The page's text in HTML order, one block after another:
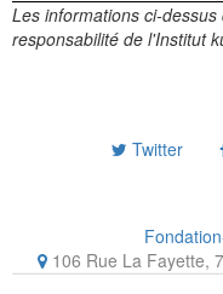
Les informations ci-
responsabilité de l'Institut
Twitter
106 Rue La Fayette,